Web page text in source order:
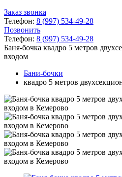
Заказ звонка
Телефон: 8 (997) 534-49-28
Позвонить
Телефон: 8 (997) 534-49-28
Баня-бочка квадро 5 метров
входом
Бани-бочки
квадро 5 метров